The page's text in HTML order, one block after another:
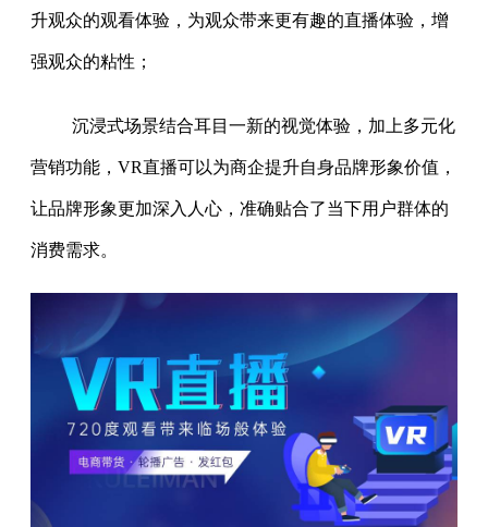
升观众的观看体验，为观众带来更有趣的直播体验，增
强观众的粘性；
沉浸式场景结合耳目一新的视觉体验，加上多元化
营销功能，VR直播可以为商企提升自身品牌形象价值，
让品牌形象更加深入人心，准确贴合了当下用户群体的
消费需求。